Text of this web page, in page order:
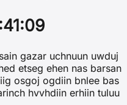
gazar uchnuun uwduj
etseg ehen nas barsan
osgoj ogdiin bnlee bas
hvvhdiin erhiin tuluu